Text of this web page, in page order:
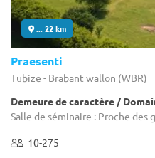
... 22 km
Praesenti
Tubize - Brabant wallon (WBR)
Demeure de caractère /
Salle de séminaire : Proche des
10-275